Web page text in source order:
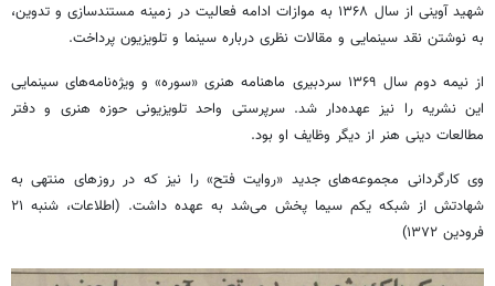
شهید آوینی از سال ۱۳۶۸ به موازات ادامه فعالیت در زمینه مستندسازی و تدوین،
به نوشتن نقد سینمایی و مقالات نظری درباره سینما و تلویزیون پرداخت.
از نیمه دوم سال ۱۳۶۹ سردبیری ماهنامه هنری «سوره» و ویژه‌نامه‌های سینمایی
این نشریه را نیز عهده‌دار شد. سرپرستی واحد تلویزیونی حوزه هنری و دفتر
مطالعات دینی هنر از دیگر وظایف او بود.
وی کارگردانی مجموعه‌های جدید «روایت فتح» را نیز که در روزهای منتهی به
شهادتش از شبکه یکم سیما پخش می‌شد به عهده داشت. (اطلاعات، شنبه ۲۱
فرودین ۱۳۷۲)